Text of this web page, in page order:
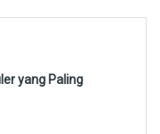
yang Paling